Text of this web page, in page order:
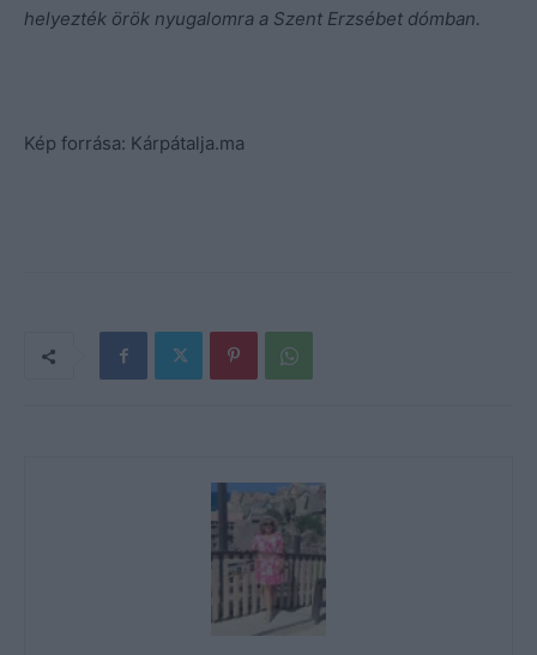
helyezték örök nyugalomra a Szent Erzsébet dómban.
Kép forrása: Kárpátalja.ma